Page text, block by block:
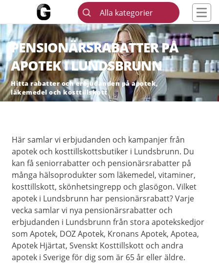
Alla kategorier
PENSIONÄRSRABATTER PÅ
APOTEK I LUNDSBRUNN
Hitta rabatter och erbjudanden på apotek,
läkemedel och kosttillskott
Här samlar vi erbjudanden och kampanjer från
apotek och kosttillskottsbutiker i Lundsbrunn. Du
kan få seniorrabatter och pensionärsrabatter på
många hälsoprodukter som läkemedel, vitaminer,
kosttillskott, skönhetsingrepp och glasögon. Vilket
apotek i Lundsbrunn har pensionärsrabatt? Varje
vecka samlar vi nya pensionärsrabatter och
erbjudanden i Lundsbrunn från stora apotekskedjor
som Apotek, DOZ Apotek, Kronans Apotek, Apotea,
Apotek Hjärtat, Svenskt Kosttillskott och andra
apotek i Sverige för dig som är 65 år eller äldre.